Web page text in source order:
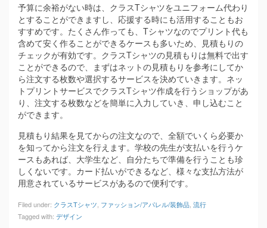
予算に余裕がない時は、クラスTシャツをユニフォーム代わり
とすることができますし、応援する時にも活用することもお
すすめです。たくさん作っても、Tシャツなのでプリント代も
含めて安く作ることができるケースも多いため、見積もりの
チェックが有効です。クラスTシャツの見積もりは無料で出す
ことができるので、まずはネットの見積もりを参考にしてか
ら注文する枚数や選択するサービスを決めていきます。ネッ
トプリントサービスでクラスTシャツ作成を行うショップがあ
り、注文する枚数などを簡単に入力していき、申し込むこと
ができます。
見積もり結果を見てからの注文なので、全額でいくら必要か
を知ってから注文を行えます。学校の先生が支払いを行うケ
ースもあれば、大学生など、自分たちで準備を行うことも珍
しくないです。カード払いができるなど、様々な支払方法が
用意されているサービスがあるので便利です。
Filed under: クラスTシャツ ファッション/アパレル/装飾品 流行
Tagged with: デザイン